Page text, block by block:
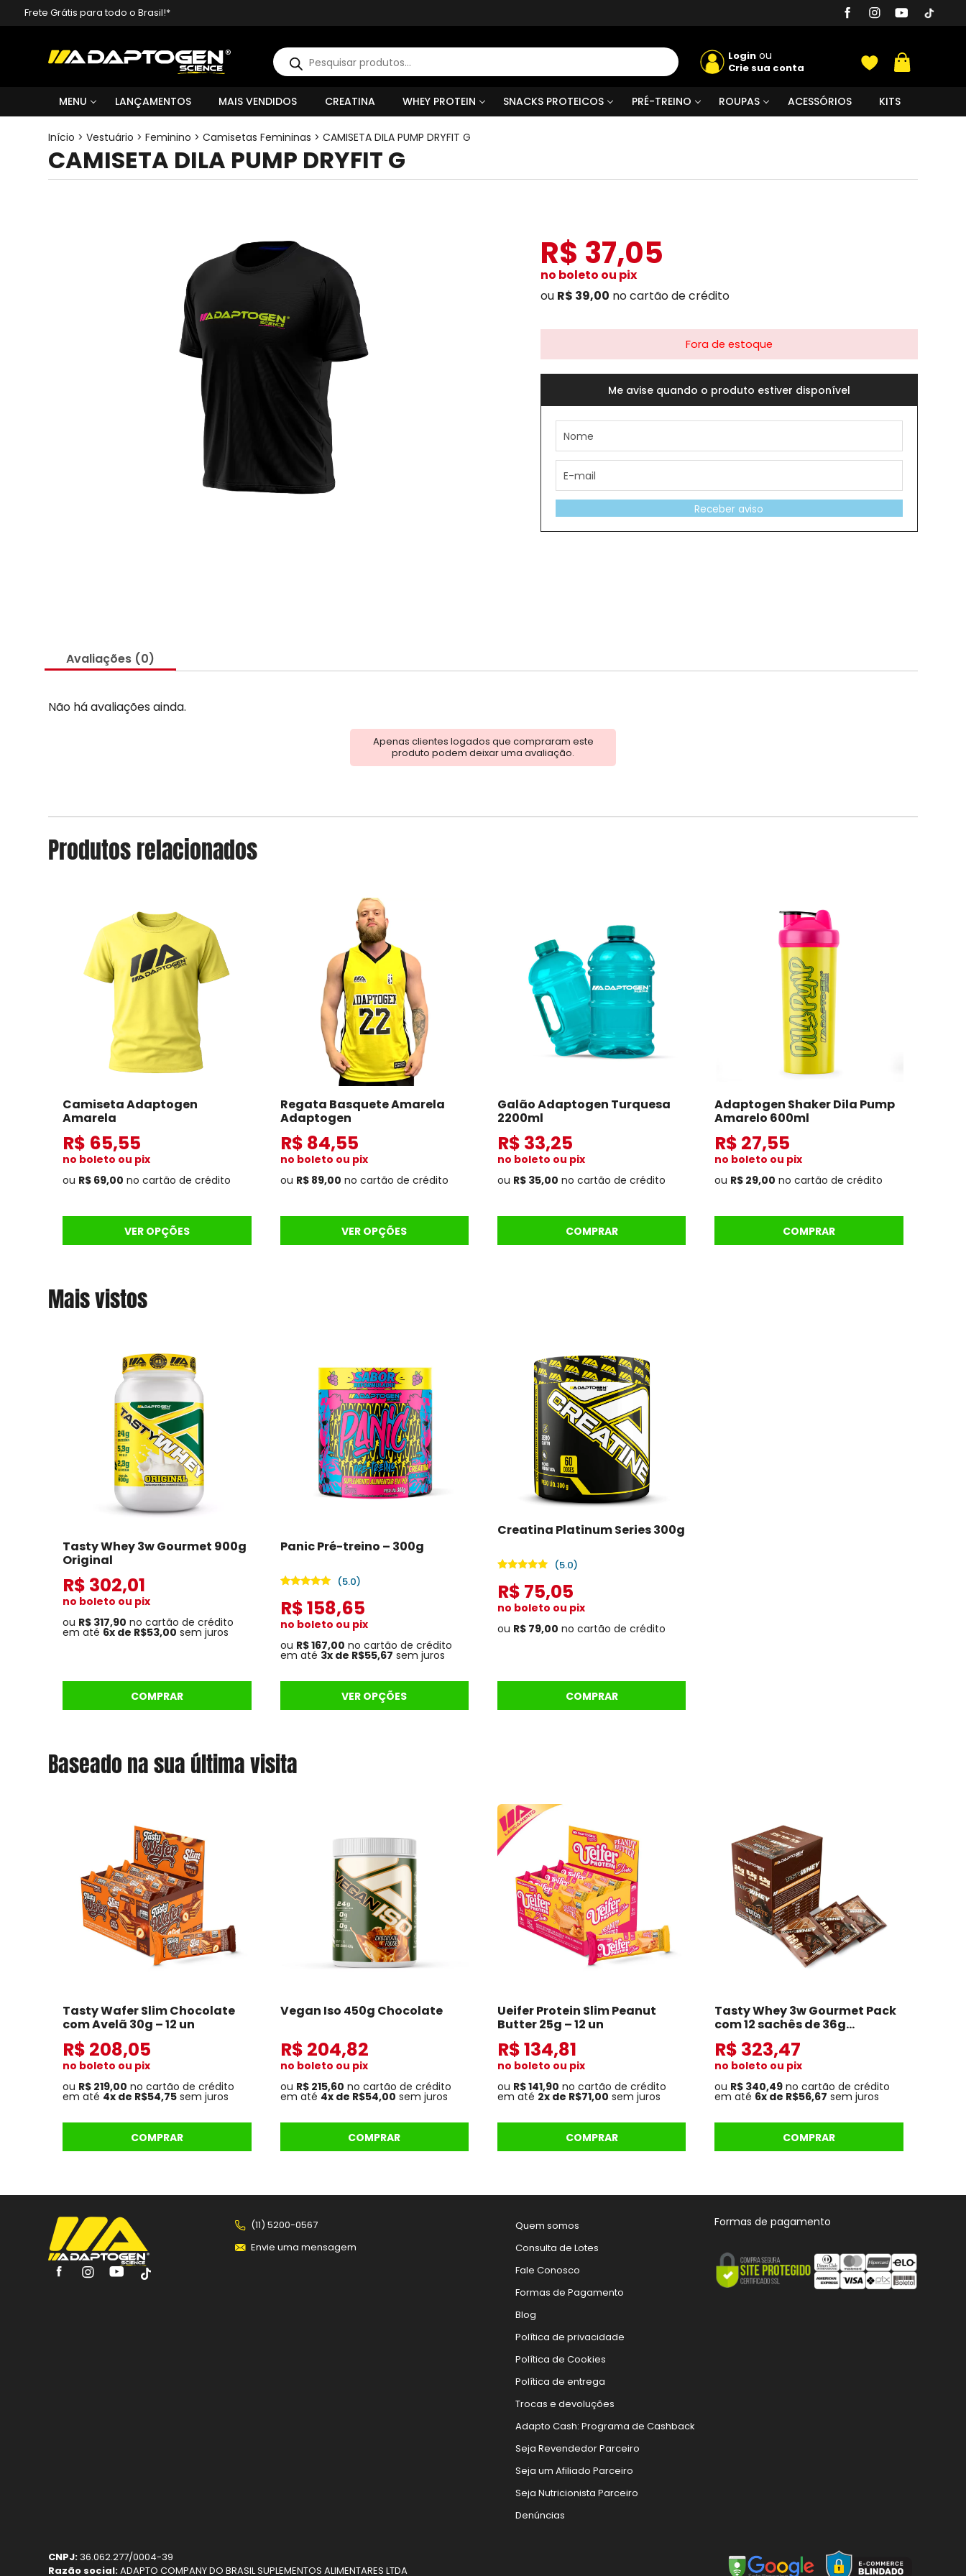
Frete Grátis para todo o Brasil!*
Pesquisar
produtos Login ou
Crie sua conta
MENU LANÇAMENTOS MAIS VENDIDOS CREATINA WHEY PROTEIN SNACKS PROTEICOS PRÉ-TREINO ROUPAS ACESSÓRIOS KITS
Início >Vestuário >Feminino >Camisetas Femininas >CAMISETA DILA PUMP DRYFIT G
CAMISETA DILA PUMP DRYFIT G
R$ 37,05
no boleto ou pix
ou R$ 39,00 no cartão de crédito
Fora de estoque
Me avise quando o produto estiver disponível
Receber aviso
Avaliações (0)
Não há avaliações ainda.
Apenas clientes logados que compraram este
produto podem deixar uma avaliação.
Produtos relacionados
Camiseta Adaptogen
Amarela
R$ 65,55
no boleto ou pix
ou R$ 69,00 no cartão de crédito
VER OPÇÕES
Regata Basquete Amarela
Adaptogen
R$ 84,55
no boleto ou pix
ou R$ 89,00 no cartão de crédito
VER OPÇÕES
Galão Adaptogen Turquesa
2200ml
R$ 33,25
no boleto ou pix
ou R$ 35,00 no cartão de crédito
COMPRAR
Adaptogen Shaker Dila Pump
Amarelo 600ml
R$ 27,55
no boleto ou pix
ou R$ 29,00 no cartão de crédito
COMPRAR
Mais vistos
Tasty Whey 3w Gourmet 900g
Original
R$ 302,01
no boleto ou pix
ou R$ 317,90 no cartão de crédito
em até 6x de R$53,00 sem juros
COMPRAR
Panic Pré-treino – 300g
como
5.0
de 5, com
em
avaliações
de clientes
(5.0)
R$ 158,65
no boleto ou pix
ou R$ 167,00 no cartão de crédito
em até 3x de R$55,67 sem juros
VER OPÇÕES
Creatina Platinum Series 300g
como
5.00
de 5, com
em
avaliações
(5.0)
R$ 75,05
no boleto ou pix
ou R$ 79,00 no cartão de crédito
COMPRAR
Baseado na sua última visita
Tasty Wafer Slim Chocolate
com Avelã 30g – 12 un
R$ 208,05
no boleto ou pix
ou R$ 219,00 no cartão de crédito
em até 4x de R$54,75 sem juros
COMPRAR
Vegan Iso 450g Chocolate
R$ 204,82
no boleto ou pix
ou R$ 215,60 no cartão de crédito
em até 4x de R$54,00 sem juros
COMPRAR
Ueifer Protein Slim Peanut
Butter 25g – 12 un
R$ 134,81
no boleto ou pix
ou R$ 141,90 no cartão de crédito
em até 2x de R$71,00 sem juros
COMPRAR
Tasty Whey 3w Gourmet Pack
com 12 sachês de 36g
Chocolate Suiço
R$ 323,47
no boleto ou pix
ou R$ 340,49 no cartão de crédito
em até 6x de R$56,67 sem juros
COMPRAR
(11) 5200-0567
Envie uma mensagem
Quem somos
Consulta de Lotes
Fale Conosco
Formas de Pagamento
Blog
Política de privacidade
Política de Cookies
Política de entrega
Trocas e devoluções
Adapto Cash: Programa de Cashback
Seja Revendedor Parceiro
Seja um Afiliado Parceiro
Seja Nutricionista Parceiro
Denúncias
Formas de pagamento
CNPJ: 36.062.277/0004-39
Razão social:ADAPTO COMPANY DO BRASIL SUPLEMENTOS ALIMENTARES LTDA
Adaptogen e os cookies: a gente usa cookies para personalizar anúncios e melhorar a sua